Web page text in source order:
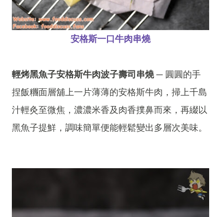
安格斯一口牛肉串燒
輕烤黑魚子安格斯牛肉波子壽司串燒─ 圓圓的手
捏飯糰面層舖上一片薄薄的安格斯牛肉，掃上千島
汁輕灸至微焦，濃濃米香及肉香撲鼻而來，再綴以
黑魚子提鮮，調味簡單便能輕鬆變出多層次美味。